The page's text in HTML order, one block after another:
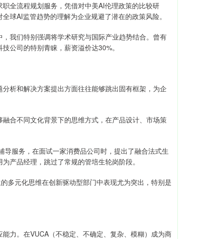
全流程规划服务，凭借对中美AI伦理政策的比较研
球AI监管趋势的理解为企业规避了潜在的政策风险。
我们特别强调将学术研究与国际产业趋势结合。曾有
公司的特别青睐，薪资溢价达30%。
析和解决方案提出方面往往能够跳出固有框架，为企
合不同文化背景下的思维方式，在产品设计、市场策
服务，在面试一家消费品公司时，提出了融合法式生
产品经理，跳过了常规的管培生轮岗阶段。
多元化思维在创新驱动型部门中表现尤为突出，特别是
力。在VUCA（不稳定、不确定、复杂、模糊）成为商